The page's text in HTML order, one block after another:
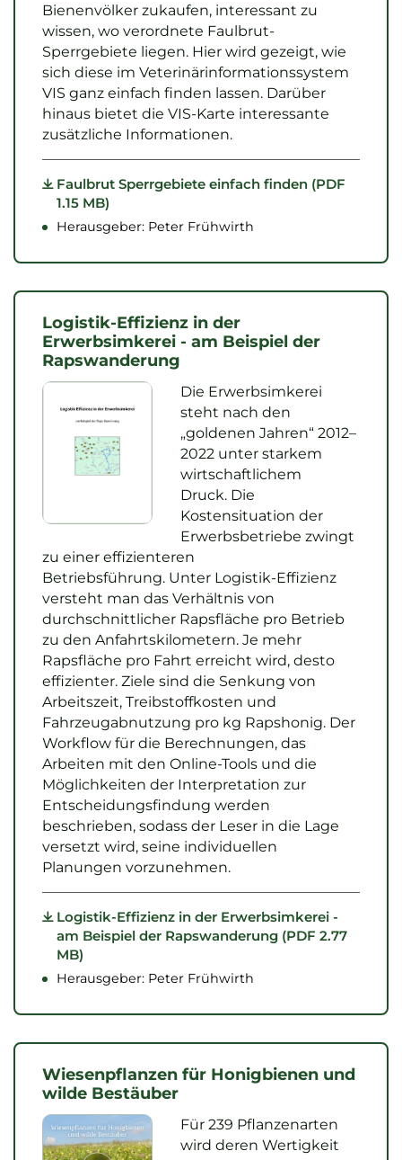
Bienenvölker zukaufen, interessant zu
wissen, wo verordnete Faulbrut-
Sperrgebiete liegen. Hier wird gezeigt, wie
sich diese im Veterinärinformationssystem
VIS ganz einfach finden lassen. Darüber
hinaus bietet die VIS-Karte interessante
zusätzliche Informationen.
Faulbrut Sperrgebiete einfach finden (PDF
1.15 MB)
Herausgeber: Peter Frühwirth
Logistik-Effizienz in der
Erwerbsimkerei - am Beispiel der
Rapswanderung
Die Erwerbsimkerei
steht nach den
„goldenen Jahren“ 2012–
2022 unter starkem
wirtschaftlichem
Druck. Die
Kostensituation der
Erwerbsbetriebe zwingt
zu einer effizienteren
Betriebsführung. Unter Logistik-Effizienz
versteht man das Verhältnis von
durchschnittlicher Rapsfläche pro Betrieb
zu den Anfahrtskilometern. Je mehr
Rapsfläche pro Fahrt erreicht wird, desto
effizienter. Ziele sind die Senkung von
Arbeitszeit, Treibstoffkosten und
Fahrzeugabnutzung pro kg Rapshonig. Der
Workflow für die Berechnungen, das
Arbeiten mit den Online-Tools und die
Möglichkeiten der Interpretation zur
Entscheidungsfindung werden
beschrieben, sodass der Leser in die Lage
versetzt wird, seine individuellen
Planungen vorzunehmen.
Logistik-Effizienz in der Erwerbsimkerei -
am Beispiel der Rapswanderung (PDF 2.77
MB)
Herausgeber: Peter Frühwirth
Wiesenpflanzen für Honigbienen und
wilde Bestäuber
Für 239 Pflanzenarten
wird deren Wertigkeit